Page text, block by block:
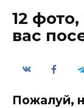
12
вас
Пожалуй,